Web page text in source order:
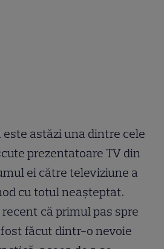
este astăzi una dintre cele
prezentatoare TV din
ei către televiziune a
cu totul neașteptat.
că primul pas spre
făcut dintr-o nevoie